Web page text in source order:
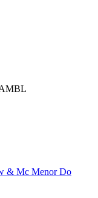
& Mc Menor Do